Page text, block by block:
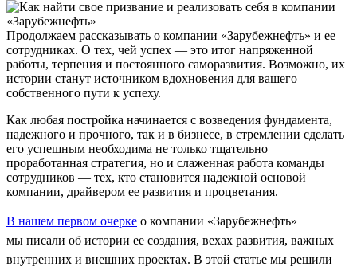
Продолжаем рассказывать о компании «Зарубежнефть» и ее
сотрудниках. О тех, чей успех — это итог напряженной
работы, терпения и постоянного саморазвития. Возможно, их
истории станут источником вдохновения для вашего
собственного пути к успеху.
Как любая постройка начинается с возведения фундамента,
надежного и прочного, так и в бизнесе, в стремлении сделать
его успешным необходима не только тщательно
проработанная стратегия, но и слаженная работа команды
сотрудников — тех, кто становится надежной основой
компании, драйвером ее развития и процветания.
В нашем первом очерке о компании «Зарубежнефть»
мы писали об истории ее создания, вехах развития, важных
внутренних и внешних проектах. В этой статье мы решили